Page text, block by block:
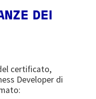
DEI
certificato,
Developer di